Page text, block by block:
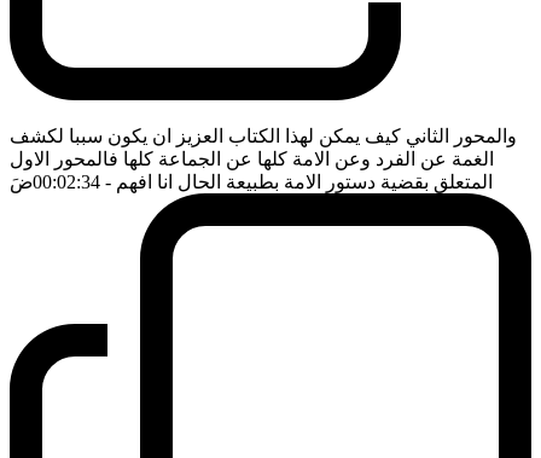
والمحور الثاني كيف يمكن لهذا الكتاب العزيز ان يكون سببا لكشف
الغمة عن الفرد وعن الامة كلها عن الجماعة كلها فالمحور الاول
المتعلق بقضية دستور الامة بطبيعة الحال انا افهم - 00:02:34 ضَ